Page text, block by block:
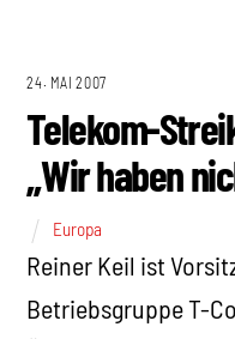
24. MAI 2007
Telekom-
„Wir haben
Europa
Reiner Keil ist
Betriebsgruppe T-